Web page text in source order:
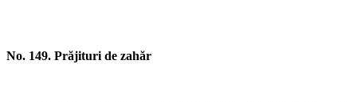
No. 149. Prăjituri de zahăr